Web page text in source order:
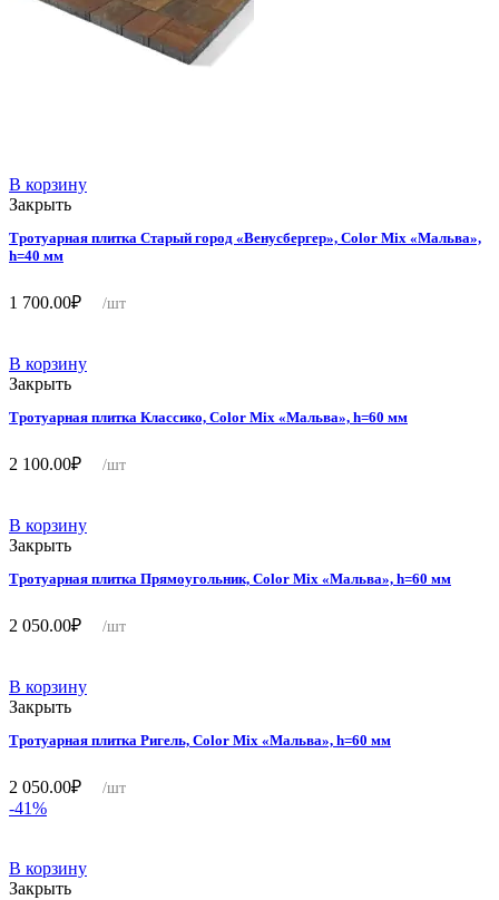
В корзину
Закрыть
Тротуарная плитка Старый город «Венусбергер», Color Mix «Мальва»,
h=40 мм
1 700.00₽ /шт
В корзину
Закрыть
Тротуарная плитка Классико, Color Mix «Мальва», h=60 мм
2 100.00₽ /шт
В корзину
Закрыть
Тротуарная плитка Прямоугольник, Color Mix «Мальва», h=60 мм
2 050.00₽ /шт
В корзину
Закрыть
Тротуарная плитка Ригель, Color Mix «Мальва», h=60 мм
2 050.00₽ /шт
-41%
В корзину
Закрыть